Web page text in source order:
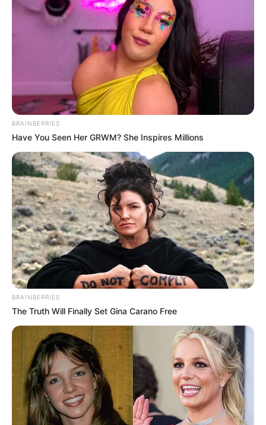
szembesít bennünket a rideg valósággal: a nyugdíj
nem tisztel legendát. De a lélek, a zene és a család
ereje átsegítheti az embert a legnagyobb
nehézségeken is.Pataky Attila pedig nem kér
sajnálatot – csak egy kis tisztességet. És talán egy
szelet farhátot.
👉 Te mit gondolsz erről? Írd meg kommentben:
„Többet érdemelne!” vagy „Ez a rendszer
szégyene!” – és ne feledd: oszd meg, ha szerinted
is igazságtalan a művészek helyzete!
BRAINBERRIES
Have You Seen Her GRWM? She Inspires Millions
BRAINBERRIES
The Truth Will Finally Set Gina Carano Free